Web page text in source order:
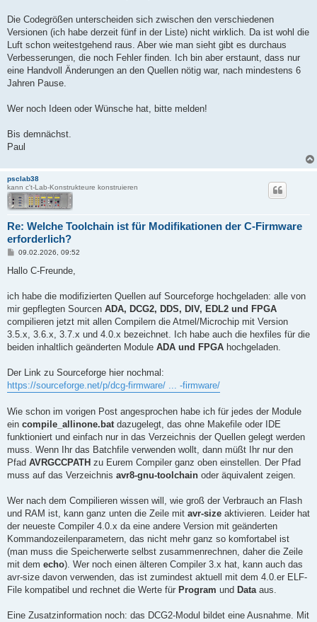
"%AVRGCCPATH%\bin\avr-gcc.exe" -mmcu=%MCU% -I. -gdwarf-
"%AVRGCCPATH%\bin\avr-objcopy" -O ihex -R .eeprom
@echo off
rem "%AVRGCCPATH%\bin\avr-size" -G
Die Codegrößen unterscheiden sich zwischen den verschiedenen
Versionen (ich habe derzeit fünf in der Liste) nicht wirklich. Da ist wohl die
Luft schon weitestgehend raus. Aber wie man sieht gibt es durchaus
Verbesserungen, die noch Fehler finden. Ich bin aber erstaunt, dass nur
eine Handvoll Änderungen an den Quellen nötig war, nach mindestens 6
Jahren Pause.
Wer noch Ideen oder Wünsche hat, bitte melden!
Bis demnächst.
Paul
psclab38
kann c't-Lab-Konstrukteure konstruieren
Re: Welche Toolchain ist für Modifikationen der C-Firmware
erforderlich?
B
i
a
09.02.2026, 09:52
Hallo C-Freunde,
ich habe die modifizierten Quellen auf Sourceforge hochgeladen: alle von
mir gepflegten Sourcen ADA, DCG2, DDS, DIV, EDL2 und FPGA
compilieren jetzt mit allen Compilern die Atmel/Microchip mit Version
3.5.x, 3.6.x, 3.7.x und 4.0.x bezeichnet. Ich habe auch die hexfiles für die
beiden inhaltlich geänderten Module ADA und FPGA hochgeladen.
Der Link zu Sourceforge hier nochmal:
https://sourceforge.net/p/dcg-firmware/ ... -firmware/
Wie schon im vorigen Post angesprochen habe ich für jedes der Module
ein compile_allinone.batdazugelegt, das ohne Makefile oder IDE
funktioniert und einfach nur in das Verzeichnis der Quellen gelegt werden
muss. Wenn Ihr das Batchfile verwenden wollt, dann müßt Ihr nur den
Pfad AVRGCCPATH zu Eurem Compiler ganz oben einstellen. Der Pfad
muss auf das Verzeichnis avr8-gnu-toolchain oder äquivalent zeigen.
Wer nach dem Compilieren wissen will, wie groß der Verbrauch an Flash
und RAM ist, kann ganz unten die Zeile mit avr-size aktivieren. Leider hat
der neueste Compiler 4.0.x da eine andere Version mit geänderten
Kommandozeilenparametern, das nicht mehr ganz so komfortabel ist
(man muss die Speicherwerte selbst zusammenrechnen, daher die Zeile
mit dem echo). Wer noch einen älteren Compiler 3.x hat, kann auch das
avr-size davon verwenden, das ist zumindest aktuell mit dem 4.0.er ELF-
File kompatibel und rechnet die Werte für Program und Dataaus.
Eine Zusatzinformation noch: das DCG2-Modul bildet eine Ausnahme. Mit